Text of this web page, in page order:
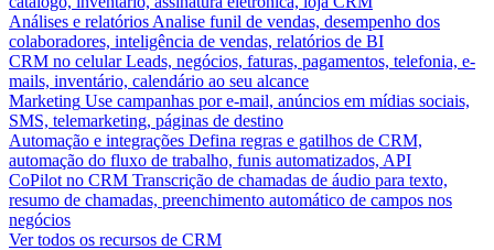
Análises e relatórios Analise funil de vendas, desempenho dos
colaboradores, inteligência de vendas, relatórios de BI
CRM no celular Leads, negócios, faturas, pagamentos, telefonia, e-
mails, inventário, calendário ao seu alcance
Marketing Use campanhas por e-mail, anúncios em mídias sociais,
SMS, telemarketing, páginas de destino
Automação e integrações Defina regras e gatilhos de CRM,
automação do fluxo de trabalho, funis automatizados, API
CoPilot no CRM Transcrição de chamadas de áudio para texto,
resumo de chamadas, preenchimento automático de campos nos
negócios
Ver todos os recursos de CRM